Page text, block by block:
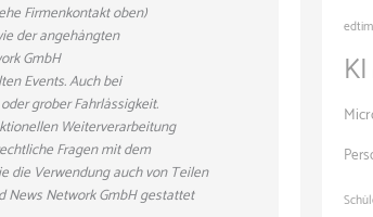
Firmenkontakt oben)
der angehängten
GmbH
Events. Auch bei
grober Fahrlässigkeit.
Weiterverarbeitung
Fragen mit dem
die Verwendung auch von Teilen
News Network GmbH gestattet
KI